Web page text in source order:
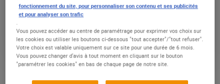
former : chez E.Leclerc, on mise sur le long
carrière à tous ceux qui en ont l’ambition. De
quoi aussi préserver, au sein du Mouvement,
un véritable « ascenseur social ». La preuve
par l’exemple avec Véronique et Cédric,
fonctionnement du site, pour personnaliser son contenu et ses publicités
et pour analyser son trafic
.
Vous pouvez accéder au centre de paramétrage pour exprimer vos choix sur
les cookies ou utiliser les boutons ci-dessous "tout accepter"/"tout refuser".
Votre choix est valable uniquement sur ce site pour une durée de 6 mois.
Vous pouvez changer d'avis à tout moment en cliquant sur le bouton
"paramétrer les cookies" en bas de chaque page de notre site.